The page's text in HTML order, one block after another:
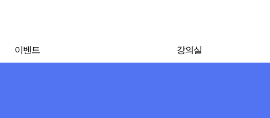
이벤트 강의실